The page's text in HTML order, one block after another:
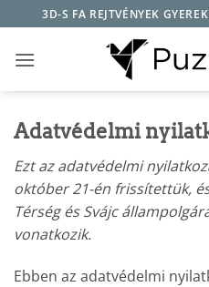
to
content
3D-S FA REJTVÉNYEK
Adatvédelmi
Ezt az adatvédelmi
október 21-én frissítettük,
Térség és Svájc
vonatkozik.
Ebben az adatvédelmi